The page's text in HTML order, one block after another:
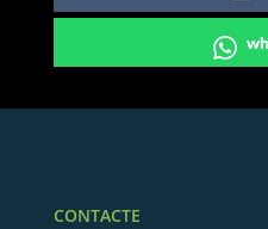
CONTACTE